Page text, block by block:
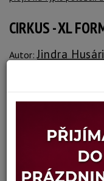
CIRKUS - XL
Autor:Jindra
vydraženo
Technika: olej na plátně
Šířka: 100 cm, výška: 120
Stav: mírně poškozeno